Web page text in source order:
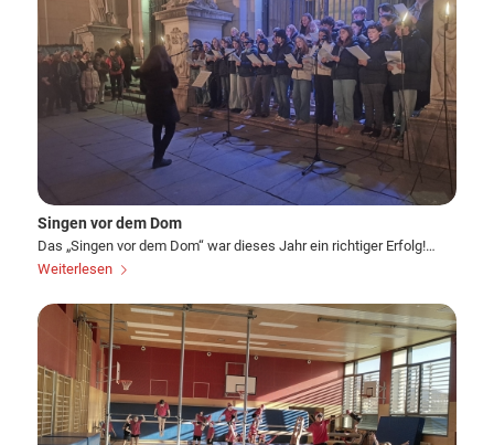
Singen vor dem Dom
Das „Singen vor dem Dom“ war dieses Jahr ein richtiger Erfolg!…
Weiterlesen